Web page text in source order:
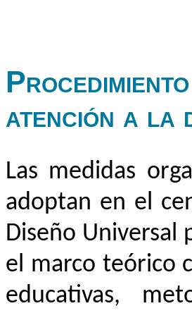
atención a la
Las medidas
adoptan en el
Diseño Universal
el marco teórico
educativas,